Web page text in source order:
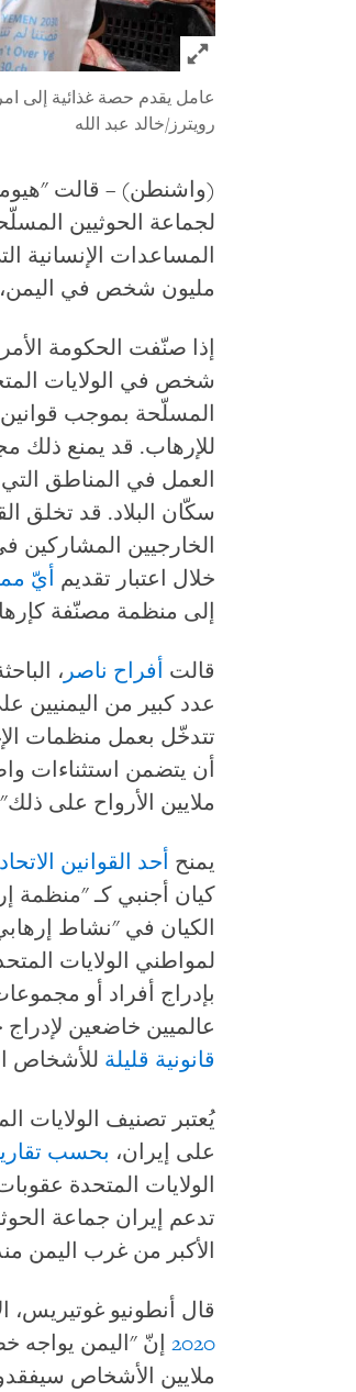
Click to expand Image
عامل يقدم حصة غذائية إلى امرأة في
رويترز/خالد عبد الله
(واشنطن) – قالت
لجماعة الحوثيين
المساعدات الإنسانية
مليون شخص في اليمن،
إذا صنّفت الحكومة
شخص في الولايات
المسلّحة بموجب قوانين
للإرهاب. قد يمنع ذلك
العمل في المناطق
سكّان البلاد. قد تخلق
الخارجيين المشاركين
خلال اعتبار تقديم أي
إلى منظمة مصنّفة
قالت أفراح ناصر ،
عدد كبير من اليمنيين
تتدخّل بعمل منظمات
أن يتضمن استثناءات
ملايين الأرواح على
يمنح أحد القوانين
كيان أجنبي كـ "منظمة
الكيان في "نشاط
لمواطني الولايات
بإدراج أفراد أو
عالميين خاضعين
قانونية قليلة للأشخاص
يُعتبر تصنيف الولايات
على إيران، بحسب
الولايات المتحدة
تدعم إيران جماعة
الأكبر من غرب اليمن منذ
قال أنطونيو غوتيريس،
2020 إنّ "اليمن يواجه
ملايين الأشخاص